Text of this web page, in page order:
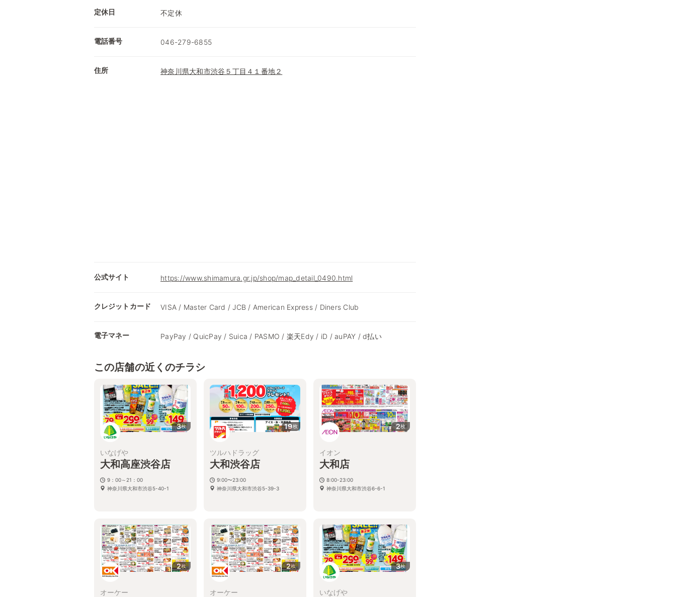
定休日 不定休
電話番号 046-279-6855
住所 神奈川県大和市渋谷５丁目４１番地２
公式サイト https://www.shimamura.gr.jp/shop/map_detail_0490.html
クレジットカード VISA / Master Card / JCB / American Express / Diners Club
電子マネー PayPay / QuicPay / Suica / PASMO / 楽天Edy / iD / auPAY / d払い
この店舗の近くのチラシ
3枚
いなげや
大和高座渋谷店
9：00～21：00
神奈川県大和市渋谷5-40-1
19枚
ツルハドラッグ
大和渋谷店
9:00〜23:00
神奈川県大和市渋谷5-39-3
2枚
イオン
大和店
8:00-23:00
神奈川県大和市渋谷6-6-1
2枚
オーケー
2枚
オーケー
3枚
いなげや